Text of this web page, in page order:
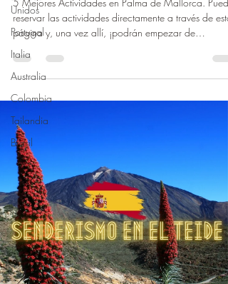
Unidos
Portugal
Italia
Australia
Colombia
Tailandia
Brasil
reservar las actividades directamente a través de esta
página y, una vez allí, ¡podrán empezar de
inmediato!